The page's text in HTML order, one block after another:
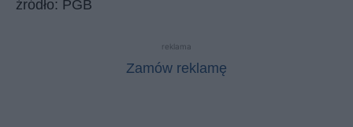
źródło: PGB
reklama
Zamów reklamę